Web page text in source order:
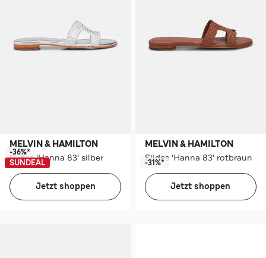
MELVIN & HAMILTON
Slides 'Hanna 83' silber
-36%*
SUNDEAL
Jetzt shoppen
MELVIN & HAMILTON
Slides 'Hanna 83' rotbraun
-31%*
Jetzt shoppen